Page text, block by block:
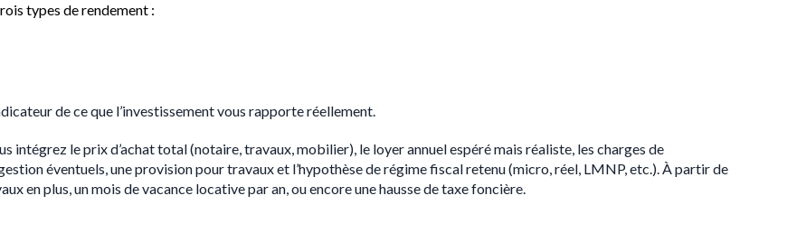
types de rendement :
de ce que l’investissement vous rapporte réellement.
intégrez le prix d’achat total (notaire, travaux, mobilier), le loyer annuel espéré mais réaliste, les charges de
éventuels, une provision pour travaux et l’hypothèse de régime fiscal retenu (micro, réel, LMNP, etc.). À partir de
en plus, un mois de vacance locative par an, ou encore une hausse de taxe foncière.